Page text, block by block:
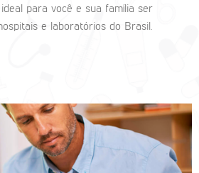
para você e sua família ser
e laboratórios do Brasil.